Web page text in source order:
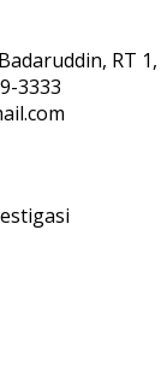
Badaruddin, RT
3333